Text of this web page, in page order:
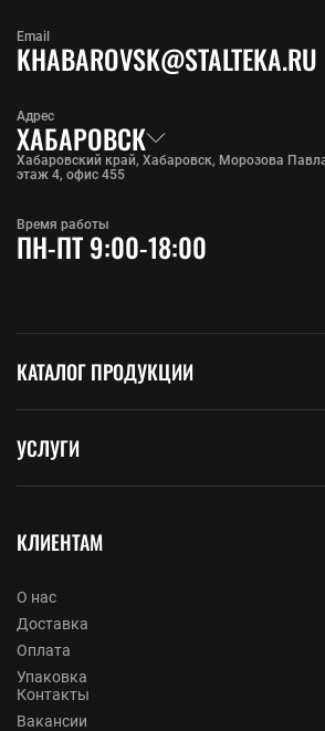
Адрес
ХАБАРОВСК
Хабаровский край, Хабаровск, Морозова
этаж 4, офис 455
Email
KHABAROVSK@STALTEKA.RU
Время работы
ПН-ПТ 9:00-18:00
КАТАЛОГ ПРОДУКЦИИ
УСЛУГИ
КЛИЕНТАМ
О нас
Доставка
Оплата
Упаковка
Контакты
Вакансии